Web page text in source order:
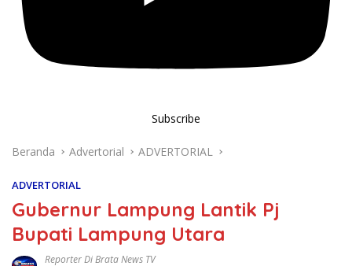
Subscribe
Beranda Advertorial ADVERTORIAL
ADVERTORIAL
Gubernur Lampung Lantik Pj
Bupati Lampung Utara
Reporter Di Brata News TV